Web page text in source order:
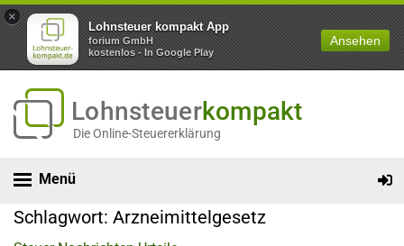
×
Lohnsteuer kompakt App
forium GmbH
kostenlos - In Google Play
Ansehen
Lohnsteuerkompakt
Die Online-Steuererklärung
Menü
Schlagwort: Arzneimittelgesetz